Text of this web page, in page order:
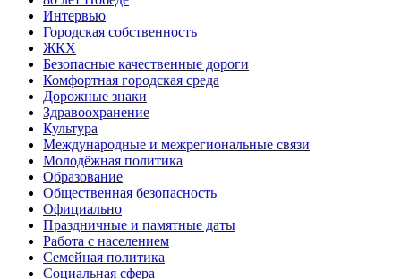
Интервью
Городская собственность
ЖКХ
Безопасные качественные дороги
Комфортная городская среда
Дорожные знаки
Здравоохранение
Культура
Международные и межрегиональные связи
Молодёжная политика
Образование
Общественная безопасность
Официально
Праздничные и памятные даты
Работа с населением
Семейная политика
Социальная сфера